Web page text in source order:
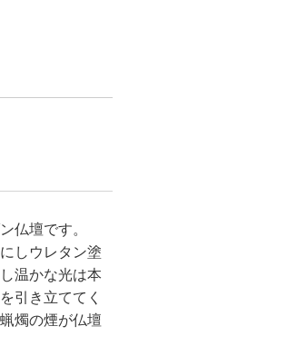
仏壇です。
しウレタン塗
温かな光は本
引き立ててく
燭の煙が仏壇